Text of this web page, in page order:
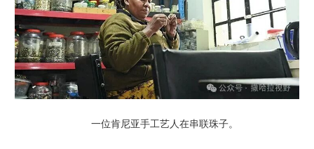
一位肯尼亚手工艺人在串联珠子。